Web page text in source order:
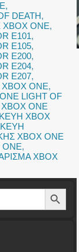
,
DEATH,
ONE,
E101,
E105,
E200,
E204,
E207,
ONE,
LIGHT OF
ONE
XBOX
XBOX ONE
,
XBOX
Search Button